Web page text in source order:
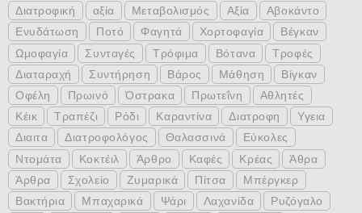
Διατροφική
αξία Μεταβολισμός Αξία
Αβοκάντο
Ενυδάτωση
Ποτό Φαγητά Χορτοφαγία
Βέγκαν
Ωμοφαγία
Συνταγές Τρόφιμα Βότανα
Τροφές
Διαταραχή
Συντήρηση Βάρος Μάθηση
Βίγκαν
Οφέλη
Πρωινό Όστρακα Πρωτεΐνη
Αθλητές
Κέικ
Τραπέζι Ρόδι Καραντίνα Διατροφη
Υγεια
Διαιτα
Διατροφολόγος Θαλασσινά
Εύκολες
Ντομάτα
Κοκτέιλ Άρθρο Καφές Κρέας
Άθρα
Άρθρα
Σχολείο Ζυμαρικά Πίτσα
Μπέργκερ
Βακτήρια
Μπαχαρικά Ψάρι Λαχανίδα Ρυζόγαλο